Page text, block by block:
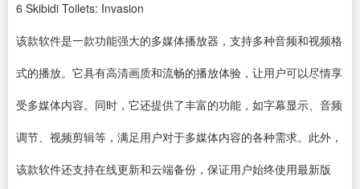
6 Skibidi Toilets: Invasion
该款软件是一款功能强大的多媒体播放器，支持多种音频和视频格
式的播放。它具有高清画质和流畅的播放体验，让用户可以尽情享
受多媒体内容。同时，它还提供了丰富的功能，如字幕显示、音频
调节、 视频剪辑等，满足用户对于多媒体内容的各种需求。此外，
该款软件还支持在线更新和云端备份，保证用户始终使用最新版